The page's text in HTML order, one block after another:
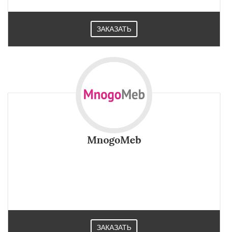
ЗАКАЗАТЬ
MnogoMeb
ЗАКАЗАТЬ